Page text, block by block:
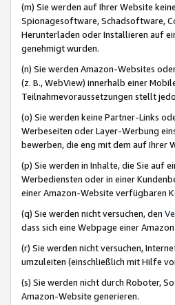
(m) Sie werden auf Ihrer Website
Spionagesoftware, Schadsoftware,
Herunterladen oder Installieren auf
genehmigt wurden.
(n) Sie werden Amazon-Websites
(z. B., WebView) innerhalb einer
Teilnahmevoraussetzungen stellt
(o) Sie werden keine Partner-Links
Werbeseiten oder Layer-Werbung
bewerben, die eng mit dem auf Ihrer
(p) Sie werden in Inhalte, die Sie auf
Werbediensten oder in einer
einer Amazon-Website verfügbaren
(q) Sie werden nicht versuchen, den
dass sich eine Webpage einer
(r) Sie werden nicht versuchen,
umzuleiten (einschließlich mit Hilfe
(s) Sie werden nicht durch Roboter,
Amazon-Website generieren.